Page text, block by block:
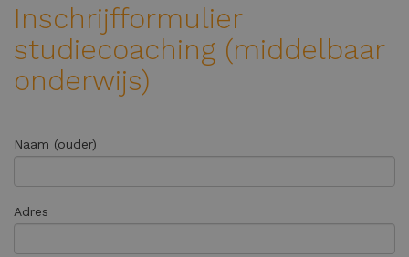
Inschrijfformulier
studiecoaching (middelbaar
onderwijs)
Naam (ouder)
Adres